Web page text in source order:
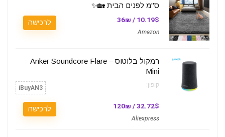
ס"מ לפנים הבית 🏡✨
10.19$ / 36₪
Amazon
לרכישה
רמקול בלוטוס – Anker Soundcore Flare
Mini
קופון: iBuyAN3
32.72$ / 120₪
Aliexpress
לרכישה